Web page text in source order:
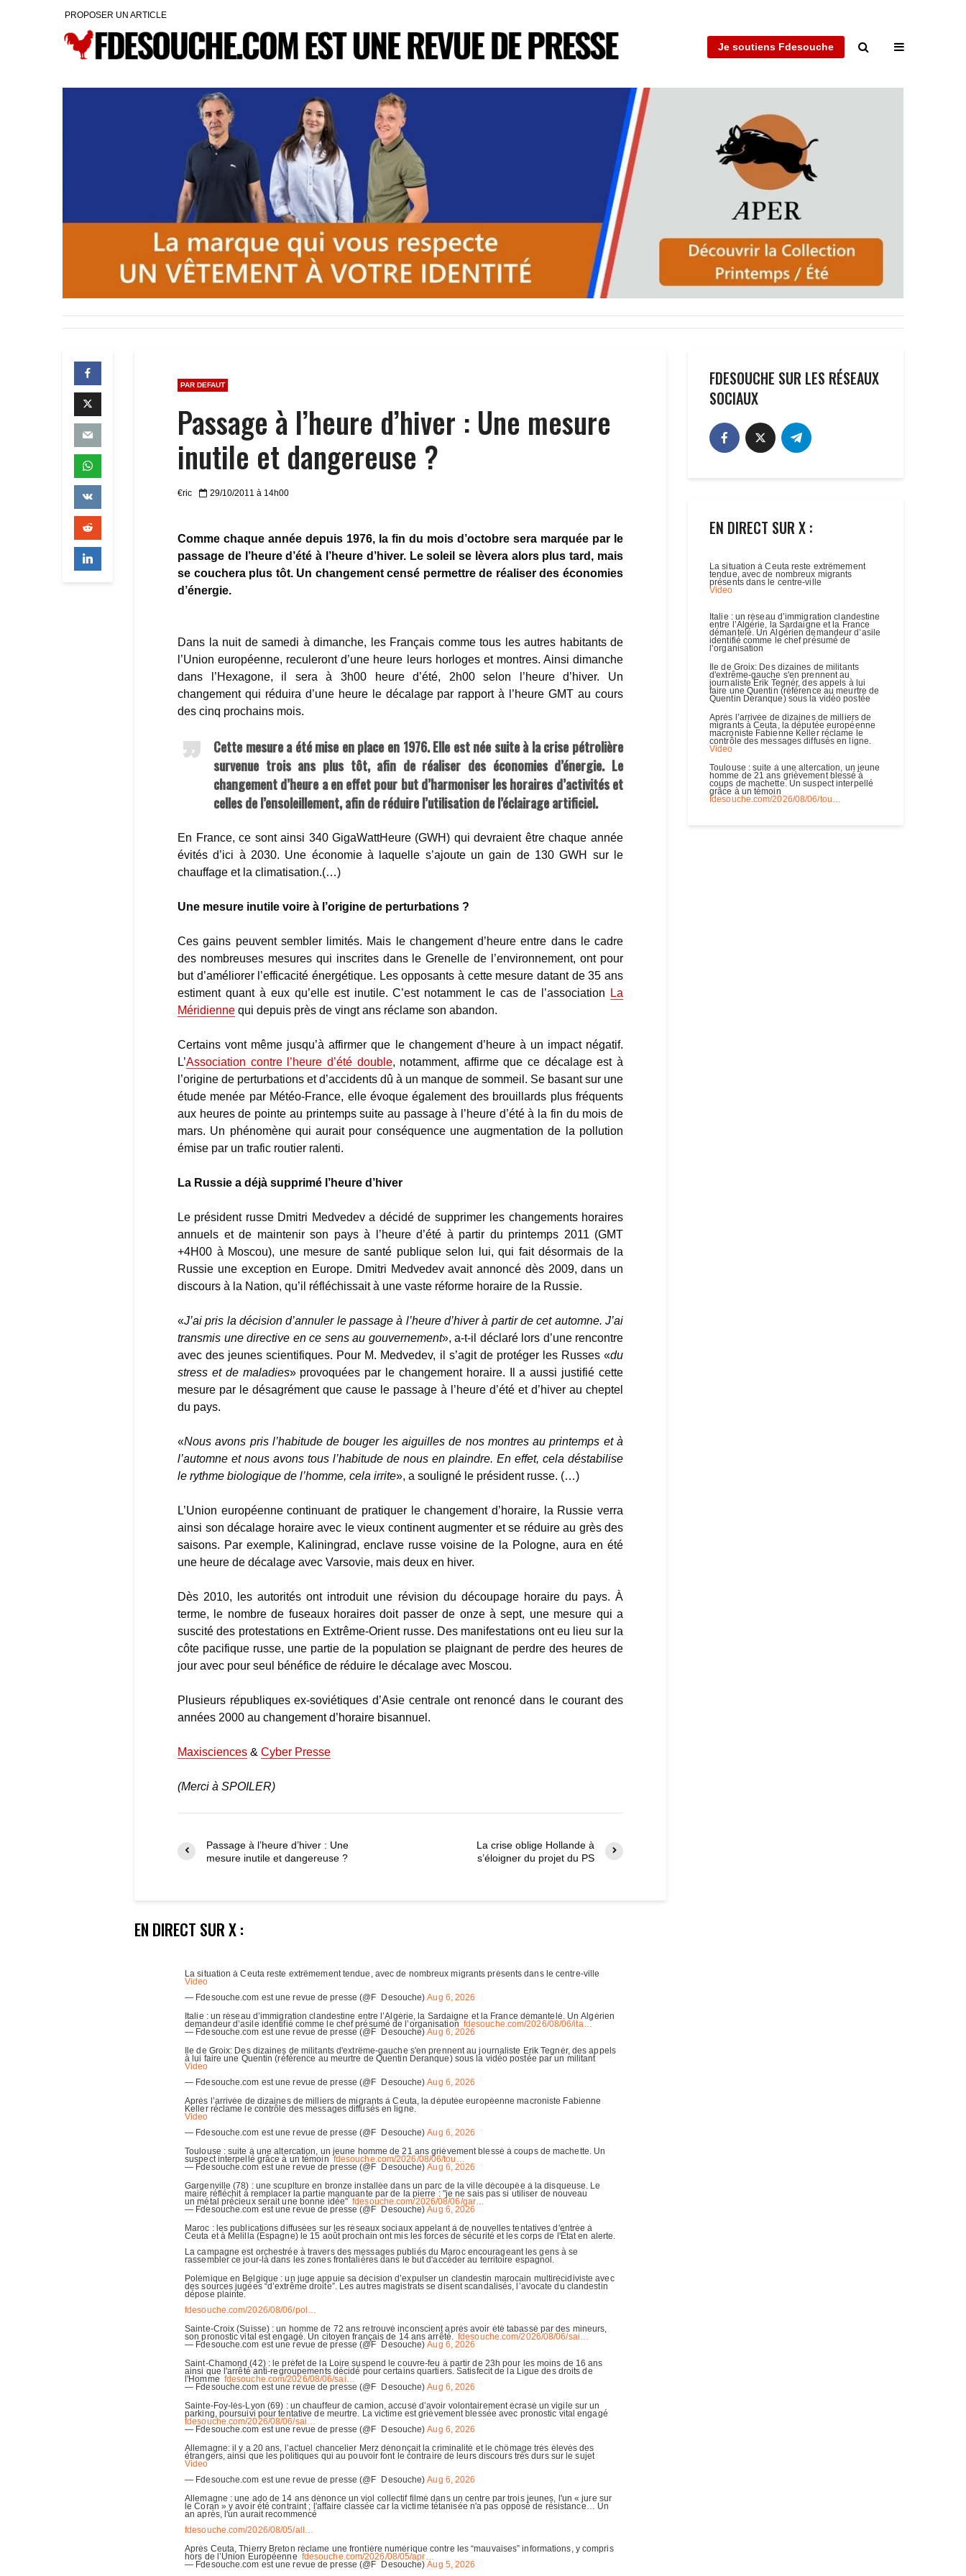
PROPOSER UN ARTICLE
Je soutiens Fdesouche
PAR DEFAUT
Passage à l’heure d’hiver : Une mesure
inutile et dangereuse ?
€ric 29/10/2011 à 14h00
Comme chaque année depuis 1976, la fin du mois d’octobre sera marquée par le
passage de l’heure d’été à l’heure d’hiver. Le soleil se lèvera alors plus tard, mais
se couchera plus tôt. Un changement censé permettre de réaliser des économies
d’énergie.
Dans la nuit de samedi à dimanche, les Français comme tous les autres habitants de
l’Union européenne, reculeront d’une heure leurs horloges et montres. Ainsi dimanche
dans l’Hexagone, il sera à 3h00 heure d’été, 2h00 selon l’heure d’hiver. Un
changement qui réduira d’une heure le décalage par rapport à l’heure GMT au cours
des cinq prochains mois.
Cette mesure a été mise en place en 1976. Elle est née suite à la crise pétrolière
survenue trois ans plus tôt, afin de réaliser des économies d’énergie. Le
changement d’heure a en effet pour but d’harmoniser les horaires d’activités et
celles de l’ensoleillement, afin de réduire l’utilisation de l’éclairage artificiel.
En France, ce sont ainsi 340 GigaWattHeure (GWH) qui devraient être chaque année
évités d’ici à 2030. Une économie à laquelle s’ajoute un gain de 130 GWH sur le
chauffage et la climatisation.(…)
Une mesure inutile voire à l’origine de perturbations ?
Ces gains peuvent sembler limités. Mais le changement d’heure entre dans le cadre
des nombreuses mesures qui inscrites dans le Grenelle de l’environnement, ont pour
but d’améliorer l’efficacité énergétique. Les opposants à cette mesure datant de 35 ans
estiment quant à eux qu’elle est inutile. C’est notamment le cas de l’association
La
Méridienne qui depuis près de vingt ans réclame son abandon.
Certains vont même jusqu’à affirmer que le changement d’heure à un impact négatif.
L’Association contre l’heure d’été double, notamment, affirme que ce décalage est à
l’origine de perturbations et d’accidents dû à un manque de sommeil. Se basant sur une
étude menée par Météo-France, elle évoque également des brouillards plus fréquents
aux heures de pointe au printemps suite au passage à l’heure d’été à la fin du mois de
mars. Un phénomène qui aurait pour conséquence une augmentation de la pollution
émise par un trafic routier ralenti.
La Russie a déjà supprimé l’heure d’hiver
Le président russe Dmitri Medvedev a décidé de supprimer les changements horaires
annuels et de maintenir son pays à l’heure d’été à partir du printemps 2011 (GMT
+4H00 à Moscou), une mesure de santé publique selon lui, qui fait désormais de la
Russie une exception en Europe. Dmitri Medvedev avait annoncé dès 2009, dans un
discours à la Nation, qu’il réfléchissait à une vaste réforme horaire de la Russie.
«J’ai pris la décision d’annuler le passage à l’heure d’hiver à partir de cet automne. J’ai
transmis une directive en ce sens au gouvernement», a-t-il déclaré lors d’une rencontre
avec des jeunes scientifiques. Pour M. Medvedev, il s’agit de protéger les Russes «du
stress et de maladies» provoquées par le changement horaire. Il a aussi justifié cette
mesure par le désagrément que cause le passage à l’heure d’été et d’hiver au cheptel
du pays.
«Nous avons pris l’habitude de bouger les aiguilles de nos montres au printemps et à
l’automne et nous avons tous l’habitude de nous en plaindre. En effet, cela déstabilise
le rythme biologique de l’homme, cela irrite», a souligné le président russe. (…)
L’Union européenne continuant de pratiquer le changement d’horaire, la Russie verra
ainsi son décalage horaire avec le vieux continent augmenter et se réduire au grès des
saisons. Par exemple, Kaliningrad, enclave russe voisine de la Pologne, aura en été
une heure de décalage avec Varsovie, mais deux en hiver.
Dès 2010, les autorités ont introduit une révision du découpage horaire du pays. À
terme, le nombre de fuseaux horaires doit passer de onze à sept, une mesure qui a
suscité des protestations en Extrême-Orient russe. Des manifestations ont eu lieu sur la
côte pacifique russe, une partie de la population se plaignant de perdre des heures de
jour avec pour seul bénéfice de réduire le décalage avec Moscou.
Plusieurs républiques ex-soviétiques d’Asie centrale ont renoncé dans le courant des
années 2000 au changement d’horaire bisannuel.
Maxisciences & Cyber Presse
(Merci à SPOILER)
Passage à l’heure d’hiver : Une
mesure inutile et dangereuse ?
La crise oblige Hollande à
s’éloigner du projet du PS
EN DIRECT SUR X :
FDESOUCHE SUR LES RÉSEAUX
SOCIAUX
EN DIRECT SUR X :